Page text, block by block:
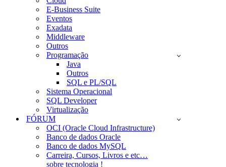
E-Business Suite
Eventos
Exadata
Middleware
Outros
Programação
Java
Outros
SQL e PL/SQL
Sistema Operacional
SQL Developer
Virtualização
FÓRUM
OCI (Oracle Cloud Infrastructure)
Banco de dados Oracle
Banco de dados MySQL
Carreira, Cursos, Livros e etc…
sobre tecnologia !